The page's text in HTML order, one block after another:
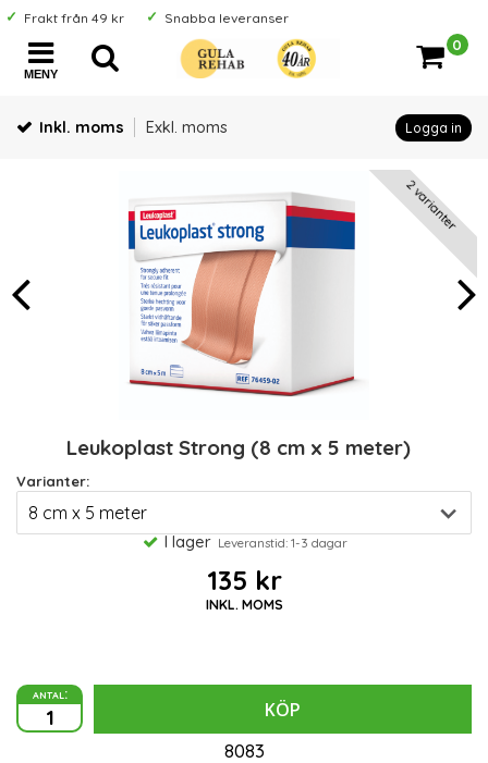
Frakt från 49 kr Snabba leveranser
MENY
0
Inkl. moms Exkl. moms Logga in
2 varianter
Leukoplast Strong (8 cm x 5 meter)
Varianter:
I lager Leveranstid: 1-3 dagar
135 kr
INKL. MOMS
antal:
KÖP
8083